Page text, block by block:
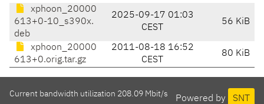
xphoon_20000
613+0-10_s390x.
deb
2025-09-17 01:03
CEST
56 KiB
xphoon_20000
613+0.orig.tar.gz
2011-08-18 16:52
CEST
80 KiB
Powered by SNT
Current bandwidth utilization 208.09 Mbit/s